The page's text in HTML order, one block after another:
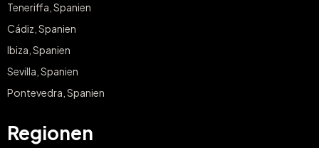
Teneriffa, Spanien
Cádiz, Spanien
Ibiza, Spanien
Sevilla, Spanien
Pontevedra, Spanien
Regionen